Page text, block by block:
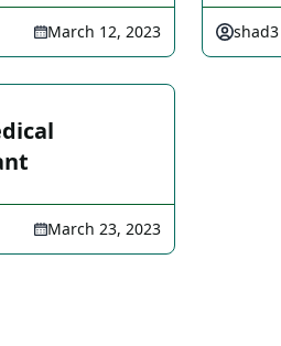
March 12, 2023 shad3
March 23, 2023